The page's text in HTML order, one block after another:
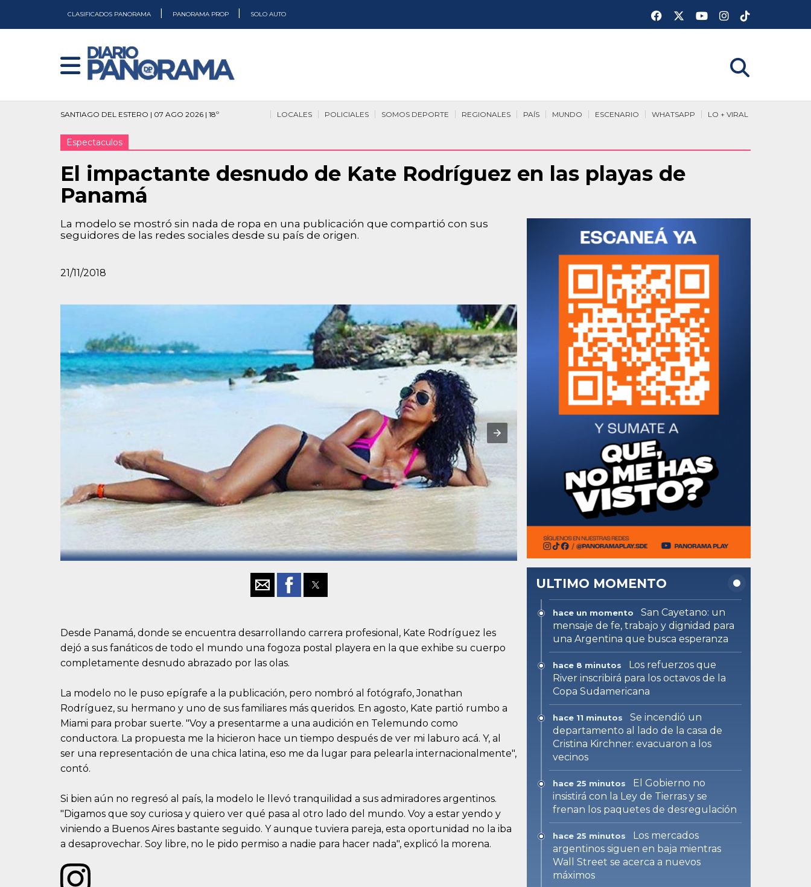
CLASIFICADOS PANORAMA PANORAMA PROP SOLO AUTO
SANTIAGO DEL ESTERO | 07 AGO 2026 | 18º LO + VIRAL
WHATSAPP
ESCENARIO
MUNDO
PAÍS
REGIONALES
SOMOS DEPORTE
POLICIALES
LOCALES
Espectaculos
El impactante desnudo de Kate Rodríguez en las playas de
Panamá
La modelo se mostró sin nada de ropa en una publicación que compartió con sus
seguidores de las redes sociales desde su país de origen.
21/11/2018
Desde Panamá, donde se encuentra desarrollando carrera profesional, Kate Rodríguez les
dejó a sus fanáticos de todo el mundo una fogoza postal playera en la que exhibe su cuerpo
completamente desnudo abrazado por las olas.
La modelo no le puso epígrafe a la publicación, pero nombró al fotógrafo, Jonathan
Rodríguez, su hermano y uno de sus familiares más queridos. En agosto, Kate partió rumbo a
Miami para probar suerte. "Voy a presentarme a una audición en Telemundo como
conductora. La propuesta me la hicieron hace un tiempo después de ver mi laburo acá. Y, al
ser una representación de una chica latina, eso me da lugar para pelearla internacionalmente",
contó.
Si bien aún no regresó al país, la modelo le llevó tranquilidad a sus admiradores argentinos.
"Digamos que soy curiosa y quiero ver qué pasa al otro lado del mundo. Voy a estar yendo y
viniendo a Buenos Aires bastante seguido. Y aunque tuviera pareja, esta oportunidad no la iba
a desaprovechar. Soy libre, no le pido permiso a nadie para hacer nada", explicó la morena.
ULTIMO MOMENTO
hace un momento
San Cayetano: un
mensaje de fe, trabajo y dignidad para
una Argentina que busca esperanza
hace 8 minutos
Los refuerzos que
River inscribirá para los octavos de la
Copa Sudamericana
hace 11 minutos
Se incendió un
departamento al lado de la casa de
Cristina Kirchner: evacuaron a los
vecinos
hace 25 minutos
El Gobierno no
insistirá con la Ley de Tierras y se
frenan los paquetes de desregulación
hace 25 minutos
Los mercados
argentinos siguen en baja mientras
Wall Street se acerca a nuevos
máximos